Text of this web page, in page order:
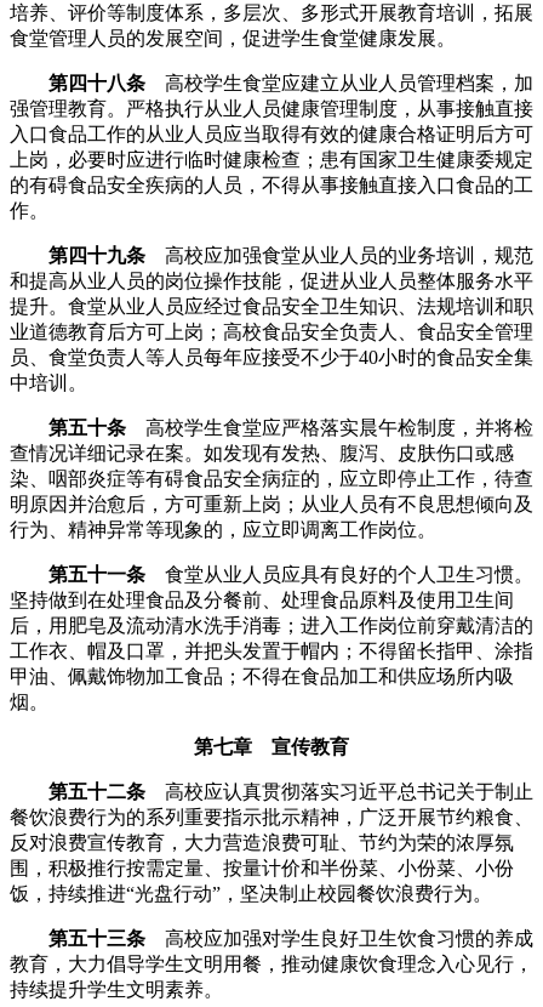
培养、评价等制度体系，多层次、多形式开展教育培训，拓展
食堂管理人员的发展空间，促进学生食堂健康发展。
第四十八条 高校学生食堂应建立从业人员管理档案，加
强管理教育。严格执行从业人员健康管理制度，从事接触直接
入口食品工作的从业人员应当取得有效的健康合格证明后方可
上岗，必要时应进行临时健康检查；患有国家卫生健康委规定
的有碍食品安全疾病的人员，不得从事接触直接入口食品的工
作。
第四十九条 高校应加强食堂从业人员的业务培训，规范
和提高从业人员的岗位操作技能，促进从业人员整体服务水平
提升。食堂从业人员应经过食品安全卫生知识、法规培训和职
业道德教育后方可上岗；高校食品安全负责人、食品安全管理
员、食堂负责人等人员每年应接受不少于40小时的食品安全集
中培训。
第五十条 高校学生食堂应严格落实晨午检制度，并将检
查情况详细记录在案。如发现有发热、腹泻、皮肤伤口或感
染、咽部炎症等有碍食品安全病症的，应立即停止工作，待查
明原因并治愈后，方可重新上岗；从业人员有不良思想倾向及
行为、精神异常等现象的，应立即调离工作岗位。
第五十一条 食堂从业人员应具有良好的个人卫生习惯。
坚持做到在处理食品及分餐前、处理食品原料及使用卫生间
后，用肥皂及流动清水洗手消毒；进入工作岗位前穿戴清洁的
工作衣、帽及口罩，并把头发置于帽内；不得留长指甲、涂指
甲油、佩戴饰物加工食品；不得在食品加工和供应场所内吸
烟。
第七章 宣传教育
第五十二条 高校应认真贯彻落实习近平总书记关于制止
餐饮浪费行为的系列重要指示批示精神，广泛开展节约粮食、
反对浪费宣传教育，大力营造浪费可耻、节约为荣的浓厚氛
围，积极推行按需定量、按量计价和半份菜、小份菜、小份
饭，持续推进“光盘行动”，坚决制止校园餐饮浪费行为。
第五十三条 高校应加强对学生良好卫生饮食习惯的养成
教育，大力倡导学生文明用餐，推动健康饮食理念入心见行，
持续提升学生文明素养。